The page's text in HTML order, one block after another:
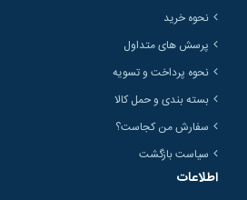
نحوه خرید
پرسش های متداول
نحوه پرداخت و تسویه
بسته بندی و حمل کالا
سفارش من کجاست؟
سیاست بازگشت
اطلاعات